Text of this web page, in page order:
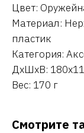
Цвет:
Материал:
пластик
Категория:
ДxШxВ:
Вес: 170 г
Смотрите